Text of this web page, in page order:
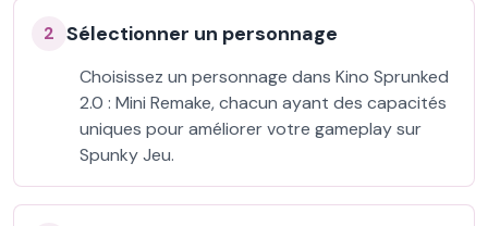
2 Sélectionner un personnage
Choisissez un personnage dans Kino Sprunked
2.0 : Mini Remake, chacun ayant des capacités
uniques pour améliorer votre gameplay sur
Spunky Jeu.